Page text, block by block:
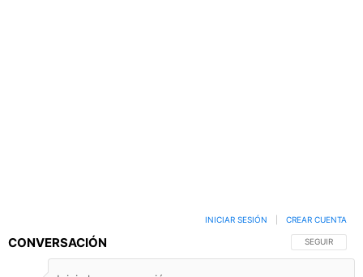
CONVERSACIÓN SIGA ESTA
SEGUIR
INICIAR SESIÓN CREAR CUENTA